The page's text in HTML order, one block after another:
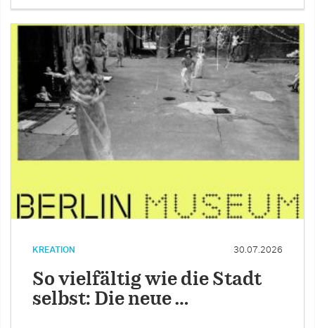
KREATION 30.07.2026
So vielfältig wie die Stadt
selbst: Die neue …